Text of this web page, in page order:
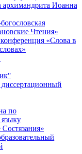
архимандрита Иоанна
Чтения»
«Cлова в
по
языку